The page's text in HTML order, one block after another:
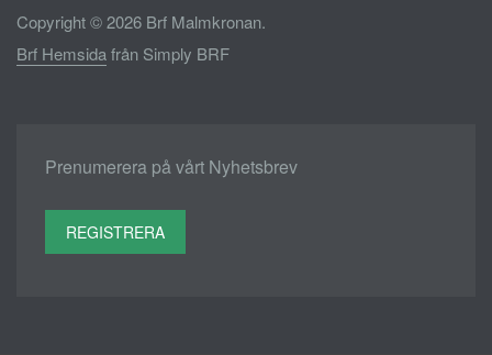
Copyright © 2026 Brf Malmkronan.
Brf Hemsidafrån Simply BRF
Prenumerera på vårt Nyhetsbrev
REGISTRERA